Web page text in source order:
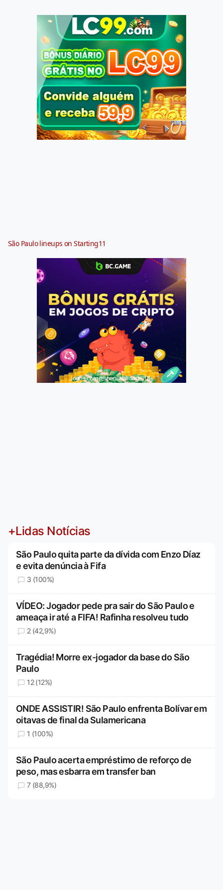
São Paulo lineups on Starting11
Jogue com responsabilidade. 18+
+Lidas Notícias
São Paulo quita parte da dívida com Enzo Díaz
e evita denúncia à Fifa
3 (100%)
VÍDEO: Jogador pede pra sair do São Paulo e
ameaça ir até a FIFA! Rafinha resolveu tudo
2 (42,9%)
Tragédia! Morre ex-jogador da base do São
Paulo
12 (12%)
ONDE ASSISTIR! São Paulo enfrenta Bolívar em
oitavas de final da Sulamericana
1 (100%)
São Paulo acerta empréstimo de reforço de
peso, mas esbarra em transfer ban
7 (88,9%)